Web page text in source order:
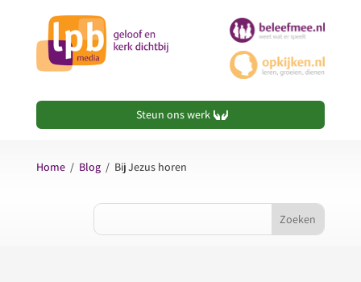
Steun ons werk
Home/ Blog/ Bij Jezus horen